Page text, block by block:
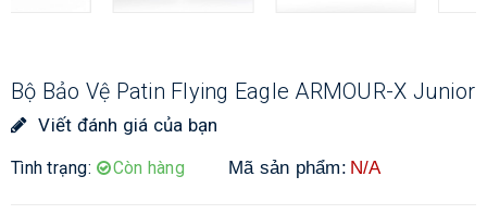
Bộ Bảo Vệ Patin Flying Eagle ARMOUR-X Junior
Viết đánh giá của bạn
Tình trạng: Còn hàng Mã sản phẩm: N/A